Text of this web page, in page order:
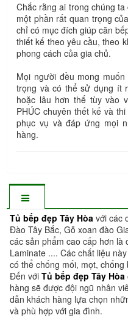
Chắc rằng ai trong chúng ta
một phần rất quan trọng
chỉ có mục đích giúp căn
thiết kế theo yêu cầu, theo
phong cách của gia chủ.
Mọi người đều mong
trọng và có thể sử dụng ít
hoặc lâu hơn thế tùy vào
PHÚC chuyên thết kế và thi
phục vụ và đáp ứng mọi
hàng.
Tủ bếp đẹp Tây Hòa với các
Đào Tây Bắc, Gỗ xoan đào
các sản phẩm cao cấp hơn là
Laminate .... Các chất liệu
có thể chống mối, mọt,
Đến với Tủ bếp đẹp Tây Hòa
hàng sẽ được đội ngũ nhân
dẫn khách hàng lựa chọn
và phù hợp với gia đình.